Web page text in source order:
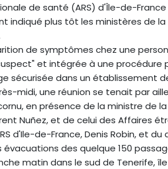
de santé (ARS) d'Île-de-
indiqué plus tôt les ministères de
de symptômes chez une
et intégrée à une procédure
sécurisée dans un établissement
midi, une réunion se tenait par
en présence de la ministre de
Nuñez, et de celui des Affaires
d'Ile-de-France, Denis Robin, et
évacuations des quelque 150
matin dans le sud de Tenerife,